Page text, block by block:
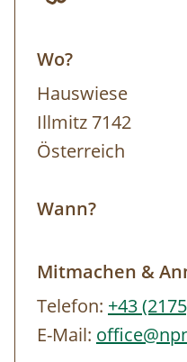
Fahrrad ist
bei regionalen
geringe Gebühr
Ausrüstung:
Kleidung (Sonnen-,
spätestens 16 Uhr
uns das Recht vor,
flexibel zu gestalten
Wo?
Hauswiese
Illmitz 7142
Österreich
Wann?
Mitmachen &
Telefon: +43
E-Mail: